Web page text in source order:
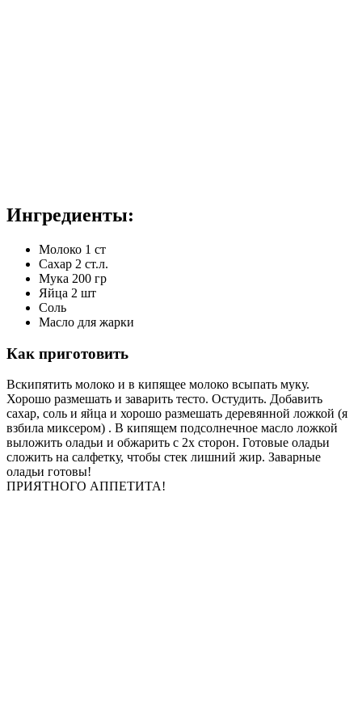
Ингредиенты:
Молоко 1 ст
Сахар 2 ст.л.
Мука 200 гр
Яйца 2 шт
Соль
Масло для жарки
Как приготовить
Вскипятить молоко и в кипящее молоко всыпать муку.
Хорошо размешать и заварить тесто. Остудить. Добавить
сахар, соль и яйца и хорошо размешать деревянной ложкой (я
взбила миксером) . В кипящем подсолнечное масло ложкой
выложить оладьи и обжарить с 2х сторон. Готовые оладьи
сложить на салфетку, чтобы стек лишний жир. Заварные
оладьи готовы!
ПРИЯТНОГО АППЕТИТА!